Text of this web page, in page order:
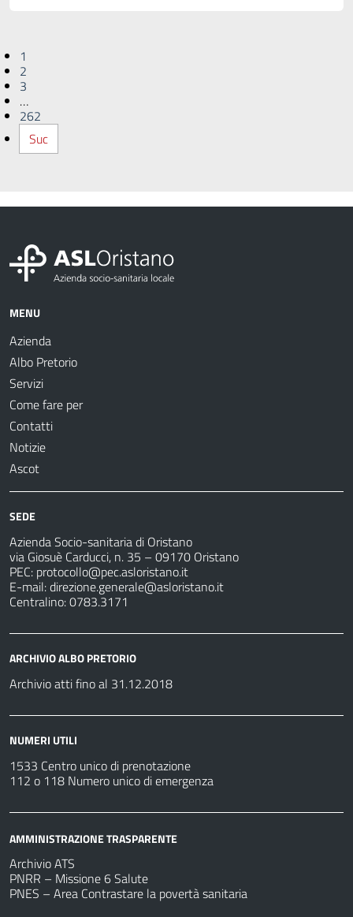
1
2
3
…
262
Suc
MENU
Azienda
Albo Pretorio
Servizi
Come fare per
Contatti
Notizie
Ascot
SEDE
Azienda Socio-sanitaria di Oristano
via Giosuè Carducci, n. 35 – 09170 Oristano
PEC: protocollo@pec.asloristano.it
E-mail:direzione.generale@asloristano.it
Centralino: 0783.3171
ARCHIVIO ALBO PRETORIO
Archivio atti fino al 31.12.2018
NUMERI UTILI
1533 Centro unico di prenotazione
112 o 118 Numero unico di emergenza
AMMINISTRAZIONE TRASPARENTE
Archivio ATS
PNRR – Missione 6 Salute
PNES – Area Contrastare la povertà sanitaria